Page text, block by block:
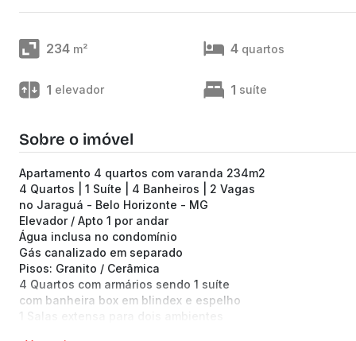
234 m² 4 quartos
1 elevador 1 suíte
Sobre o imóvel
Apartamento 4 quartos com varanda 234m2
4 Quartos | 1 Suíte | 4 Banheiros | 2 Vagas
no Jaraguá - Belo Horizonte - MG
Elevador / Apto 1 por andar
Água inclusa no condomínio
Gás canalizado em separado
Pisos: Granito / Cerâmica
4 Quartos com armários sendo 1 suíte
com banheira box em blindex e espelho
1 Salas extensa para dois ambientes